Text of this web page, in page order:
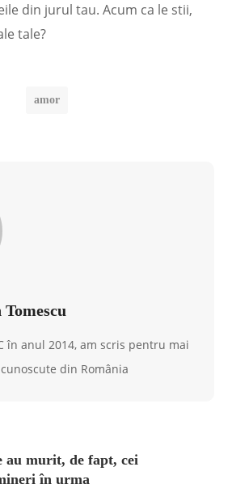
din jurul tau. Acum ca le stii,
tale?
amor
în anul 2014, am scris pentru mai
din România
au murit, de fapt, cei
în urma